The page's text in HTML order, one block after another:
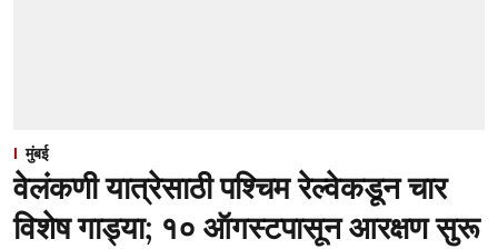
मुंबई
वेलंकणी यात्रेसाठी पश्चिम रेल्वेकडून चार
विशेष गाड्या; १० ऑगस्टपासून आरक्षण सुरू